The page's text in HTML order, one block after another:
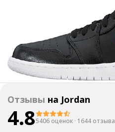
Отзывы на Jordan
4.85406 оценок · 1644 отзыва